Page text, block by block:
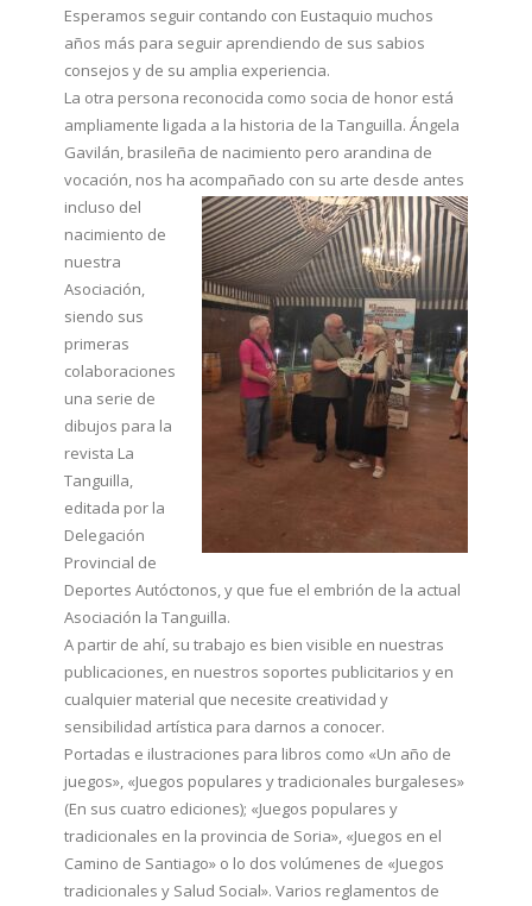
Esperamos seguir contando con Eustaquio muchos
años más para seguir aprendiendo de sus sabios
consejos y de su amplia experiencia.
La otra persona reconocida como socia de honor está
ampliamente ligada a la historia de la Tanguilla. Ángela
Gavilán, brasileña de nacimiento pero arandina de
vocación, nos ha acompañado con su arte desde antes
incluso del
nacimiento de
nuestra
Asociación,
siendo sus
primeras
colaboraciones
una serie de
dibujos para la
revista La
Tanguilla,
editada por la
Delegación
Provincial de
Deportes Autóctonos, y que fue el embrión de la actual
Asociación la Tanguilla.
A partir de ahí, su trabajo es bien visible en nuestras
publicaciones, en nuestros soportes publicitarios y en
cualquier material que necesite creatividad y
sensibilidad artística para darnos a conocer.
Portadas e ilustraciones para libros como «Un año de
juegos», «Juegos populares y tradicionales burgaleses»
(En sus cuatro ediciones); «Juegos populares y
tradicionales en la provincia de Soria», «Juegos en el
Camino de Santiago» o lo dos volúmenes de «Juegos
tradicionales y Salud Social». Varios reglamentos de